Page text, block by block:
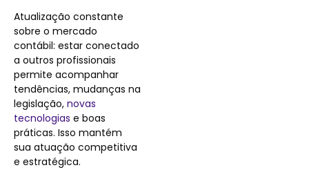
Atualização constante
sobre o mercado
contábil: estar conectado
a outros profissionais
permite acompanhar
tendências, mudanças na
legislação, novas
tecnologias e boas
práticas. Isso mantém
sua atuação competitiva
e estratégica.